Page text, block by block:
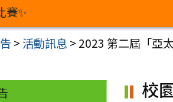
賽✨
> 活動訊息 > 2023 第二屆「亞
校